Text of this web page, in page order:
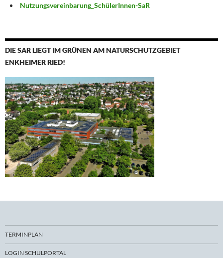
Nutzungsvereinbarung_SchülerInnen-SaR
DIE SAR LIEGT IM GRÜNEN AM NATURSCHUTZGEBIET
ENKHEIMER RIED!
TERMINPLAN
LOGIN SCHULPORTAL